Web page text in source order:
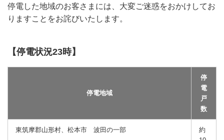
停電した地域のお客さまには、大変ご迷惑をおかけしてお
りますことをお詫びいたします。
【停電状況23時】
停電地域
停
電
戸
数
東筑摩郡山形村、松本市 波田の一部
約